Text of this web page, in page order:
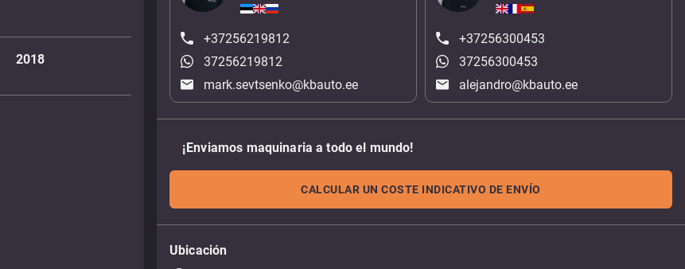
2018
+37256219812
37256219812
mark.sevtsenko@kbauto.ee
+37256300453
37256300453
alejandro@kbauto.ee
¡Enviamos maquinaria a todo el mundo!
CALCULAR UN COSTE INDICATIVO DE ENVÍO
Ubicación